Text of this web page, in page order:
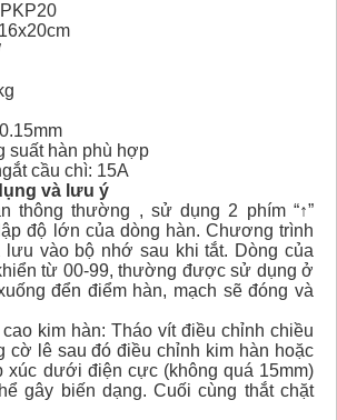
hàn phù hợp
cầu chì: 15A
và lưu ý
thông thường , sử dụng 2 phím “↑”
lập độ lớn của dòng hàn. Chương trình
vào bộ nhớ sau khi tắt. Dòng của
từ 00-99, thường được sử dụng ở
đển điểm hàn, mạch sẽ đóng và
kim hàn: Tháo vít điều chỉnh chiều
cờ lê sau đó điều chỉnh kim hàn hoặc
xúc dưới điện cực (không quá 15mm)
gây biến dạng. Cuối cùng thắt chặt